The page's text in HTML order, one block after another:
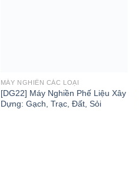
MÁY NGHIỀN CÁC LOẠI
[DG22] Máy Nghiền Phế Liệu Xây
Dựng: Gạch, Trạc, Đất, Sỏi